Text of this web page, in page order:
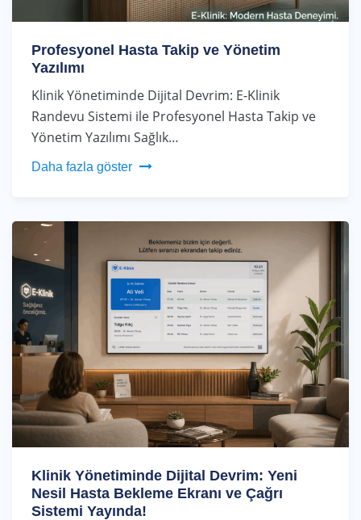
Profesyonel Hasta Takip ve Yönetim
Yazılımı
Klinik Yönetiminde Dijital Devrim: E-Klinik
Randevu Sistemi ile Profesyonel Hasta Takip ve
Yönetim Yazılımı Sağlık…
Daha fazla göster
Klinik Yönetiminde Dijital Devrim: Yeni
Nesil Hasta Bekleme Ekranı ve Çağrı
Sistemi Yayında!